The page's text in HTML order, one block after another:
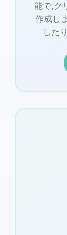
能で,ク
作成し
した